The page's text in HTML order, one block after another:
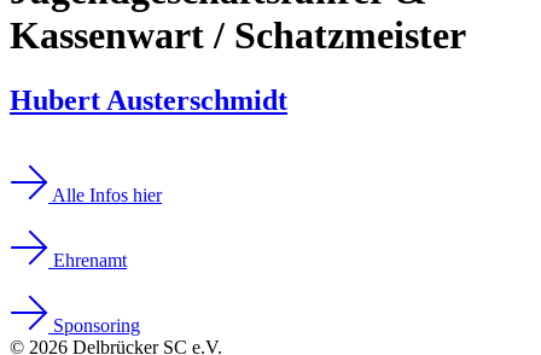
Kassenwart / Schatzmeister
Hubert Austerschmidt
Alle Infos hier
Ehrenamt
Sponsoring
© 2026 Delbrücker SC e.V.